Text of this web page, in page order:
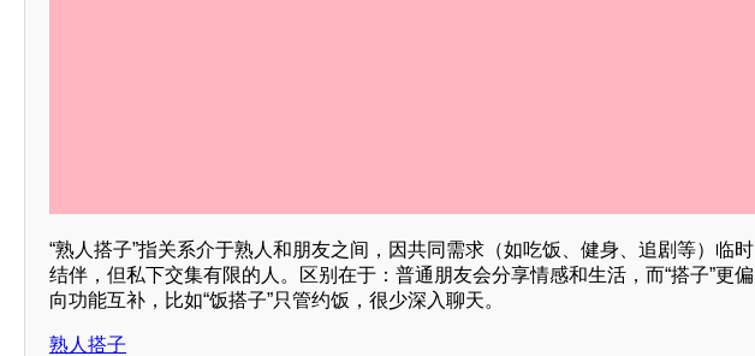
“熟人搭子”指关系介于熟人和朋友之间，因共同需求（如吃饭、健身、追剧等）临时
结伴，但私下交集有限的人。区别在于：普通朋友会分享情感和生活，而“搭子”更偏
向功能互补，比如“饭搭子”只管约饭，很少深入聊天。
熟人搭子